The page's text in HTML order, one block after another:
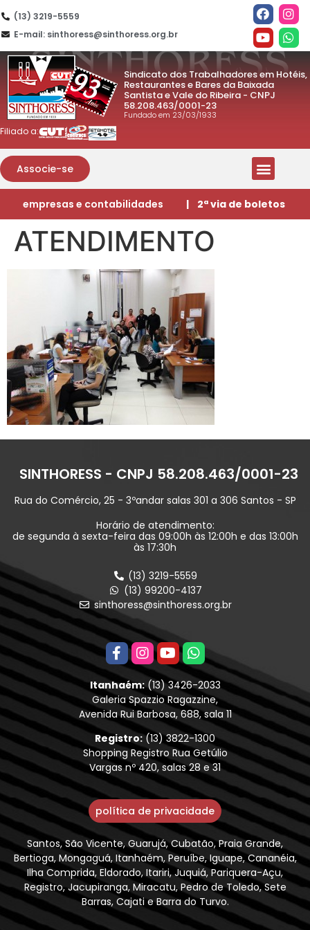
(13) 3219-5559
E-mail: sinthoress@sinthoress.org.br
Sindicato dos Trabalhadores em Hotéis,
Restaurantes e Bares da Baixada
Santista e Vale do Ribeira - CNPJ
58.208.463/0001-23
Fundado em 23/03/1933
Filiado a:
Associe-se
empresas e contabilidades | 2ª via de boletos
ATENDIMENTO
SINTHORESS - CNPJ 58.208.463/0001-23
Rua do Comércio, 25 - 3ºandar salas 301 a 306 Santos - SP
Horário de atendimento:
de segunda à sexta-feira das 09:00h às 12:00h e das 13:00h
às 17:30h
(13) 3219-5559
(13) 99200-4137
sinthoress@sinthoress.org.br
Itanhaém:(13) 3426-2033
Galeria Spazzio Ragazzine,
Avenida Rui Barbosa, 688, sala 11
Registro:(13) 3822-1300
Shopping Registro Rua Getúlio
Vargas nº 420, salas 28 e 31
política de privacidade
Santos, São Vicente, Guarujá, Cubatão, Praia Grande,
Bertioga, Mongaguá, Itanhaém, Peruíbe, Iguape, Cananéia,
Ilha Comprida, Eldorado, Itariri, Juquiá, Pariquera-Açu,
Registro, Jacupiranga, Miracatu, Pedro de Toledo, Sete
Barras, Cajati e Barra do Turvo.